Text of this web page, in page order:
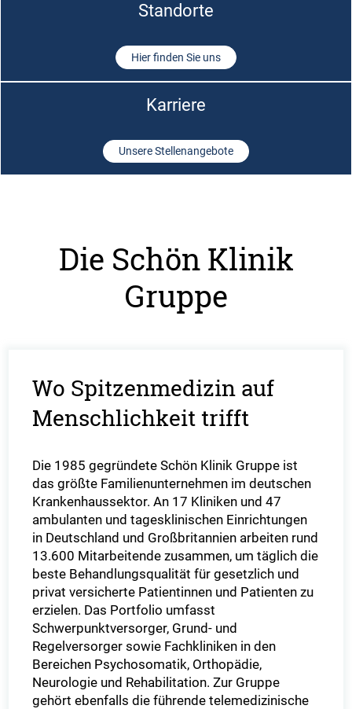
Standorte
Hier finden Sie uns
Karriere
Unsere Stellenangebote
Die Schön Klinik
Gruppe
Wo Spitzenmedizin auf
Menschlichkeit trifft
Die 1985 gegründete Schön Klinik Gruppe ist
das größte Familienunternehmen im deutschen
Krankenhaussektor. An 17 Kliniken und 47
ambulanten und tagesklinischen Einrichtungen
in Deutschland und Großbritannien arbeiten rund
13.600 Mitarbeitende zusammen, um täglich die
beste Behandlungsqualität für gesetzlich und
privat versicherte Patientinnen und Patienten zu
erzielen. Das Portfolio umfasst
Schwerpunktversorger, Grund- und
Regelversorger sowie Fachkliniken in den
Bereichen Psychosomatik, Orthopädie,
Neurologie und Rehabilitation. Zur Gruppe
gehört ebenfalls die führende telemedizinische